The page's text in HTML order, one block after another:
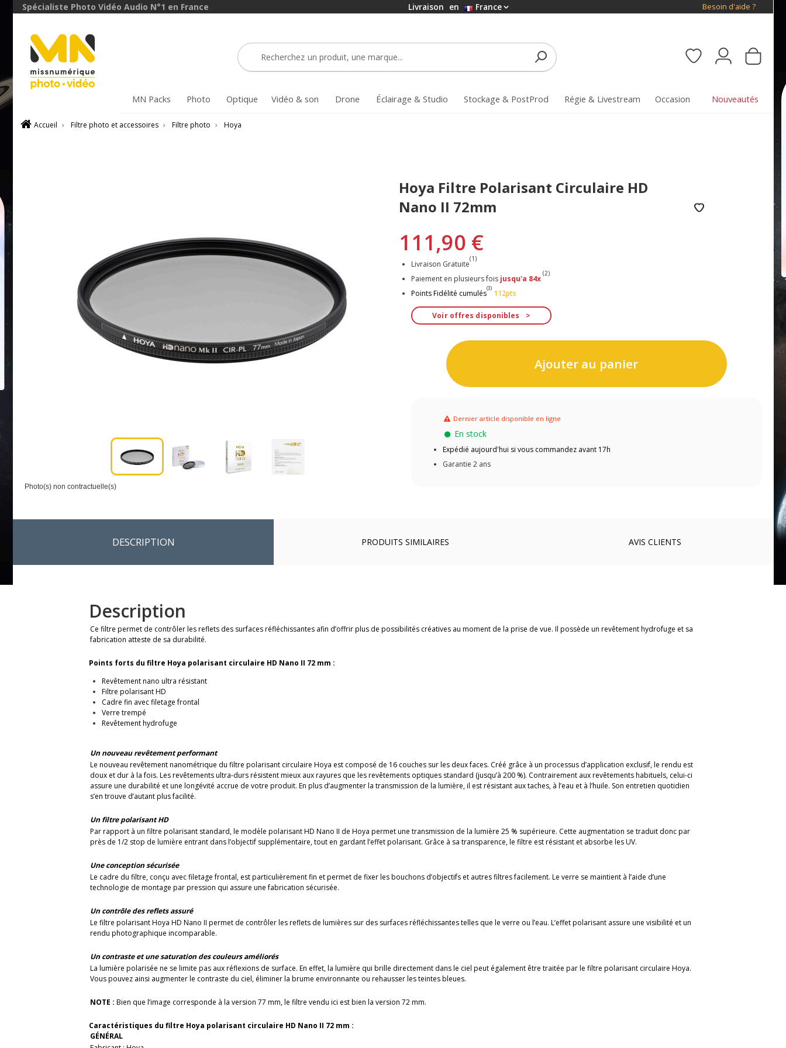
Spécialiste Photo Vidéo Audio N°1 en France Livraison en France Besoin d'aide ?
MN Packs Photo Optique Vidéo & son Drone Éclairage & Studio Stockage & PostProd Régie & Livestream Occasion Nouveautés
Accueil › Filtre photo et accessoires › Filtre photo › Hoya
avec le code
Photo(s) non contractuelle(s)
Hoya Filtre Polarisant Circulaire HD
Nano II 72mm
111,90 €
Livraison Gratuite
(1)
Paiement en plusieurs fois jusqu'a 84x
(2)
Points Fidélité cumulés
(3)
112pts
Voir offres disponibles
Ajouter au panier
Dernier article disponible en ligne
En stock
Expédié aujourd'hui si vous commandez avant 17h
Garantie 2 ans
DESCRIPTION PRODUITS SIMILAIRES AVIS CLIENTS
Description
Ce filtre permet de contrôler les reflets des surfaces réfléchissantes afin d’offrir plus de possibilités créatives au moment de la prise de vue. Il possède un revêtement hydrofuge et sa
fabrication atteste de sa durabilité.
Points forts du filtre Hoya polarisant circulaire HD Nano II 72 mm :
Revêtement nano ultra résistant
Filtre polarisant HD
Cadre fin avec filetage frontal
Verre trempé
Revêtement hydrofuge
Un nouveau revêtement performant
Le nouveau revêtement nanométrique du filtre polarisant circulaire Hoya est composé de 16 couches sur les deux faces. Créé grâce à un processus d’application exclusif, le rendu est
doux et dur à la fois. Les revêtements ultra-durs résistent mieux aux rayures que les revêtements optiques standard (jusqu’à 200 %). Contrairement aux revêtements habituels, celui-ci
assure une durabilité et une longévité accrue de votre produit. En plus d’augmenter la transmission de la lumière, il est résistant aux taches, à l’eau et à l’huile. Son entretien quotidien
s’en trouve d’autant plus facilité.
Un filtre polarisant HD
Par rapport à un filtre polarisant standard, le modèle polarisant HD Nano II de Hoya permet une transmission de la lumière 25 % supérieure. Cette augmentation se traduit donc par
près de 1/2 stop de lumière entrant dans l’objectif supplémentaire, tout en gardant l’effet polarisant. Grâce à sa transparence, le filtre est résistant et absorbe les UV.
Une conception sécurisée
Le cadre du filtre, conçu avec filetage frontal, est particulièrement fin et permet de fixer les bouchons d’objectifs et autres filtres facilement. Le verre se maintient à l’aide d’une
technologie de montage par pression qui assure une fabrication sécurisée.
Un contrôle des reflets assuré
Le filtre polarisant Hoya HD Nano II permet de contrôler les reflets de lumières sur des surfaces réfléchissantes telles que le verre ou l’eau. L’effet polarisant assure une visibilité et un
rendu photographique incomparable.
Un contraste et une saturation des couleurs améliorés
La lumière polarisée ne se limite pas aux réflexions de surface. En effet, la lumière qui brille directement dans le ciel peut également être traitée par le filtre polarisant circulaire Hoya.
Vous pouvez ainsi augmenter le contraste du ciel, éliminer la brume environnante ou rehausser les teintes bleues.
NOTE : Bien que l’image corresponde à la version 77 mm, le filtre vendu ici est bien la version 72 mm.
Caractéristiques du filtre Hoya polarisant circulaire HD Nano II 72 mm :
GÉNÉRAL